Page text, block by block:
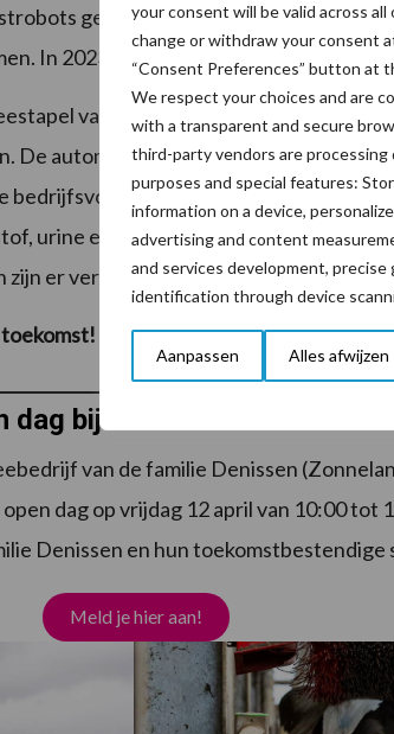
your consent will be valid across all
change or withdraw your consent
“Consent Preferences” button at
We respect your choices and are
with a transparent and secure
third-party vendors are
purposes and special features:
information on a device,
advertising and content
and services development, precise
identification through device
Aanpassen Alles afwijzen
gestart. Om vervolgens in oktober
In 2023 is nog een derde N-capture
van de familie Denissen uitgebreid
De automatisering in de stal bevalt de
bedrijfsvoering. Met de Lely Sphere
urine en feces. Hiermee bespaart de
zijn er verschillende toepassingen
toekomst!
dag bij familie Denissen
van de familie Denissen
dag op vrijdag 12 april van 10:00 tot
Denissen en hun toekomstbestendige
Meld je hier aan!